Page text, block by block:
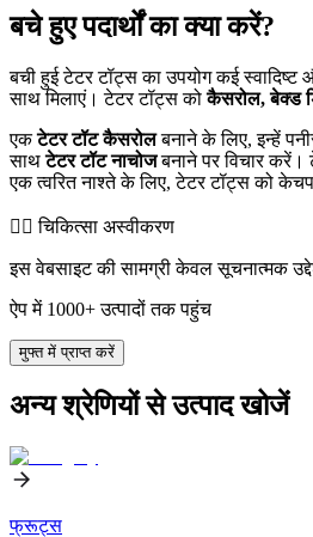
बचे हुए पदार्थों का क्या करें?
बची हुई टेटर टॉट्स का उपयोग कई
साथ मिलाएं। टेटर टॉट्स कोकैसरोल, बेक्ड
एकटेटर टॉट कैसरोलबनाने के लिए, इन्हें
साथटेटर टॉट नाचोजबनाने पर विचार
एक त्वरित नाश्ते के लिए, टेटर टॉट्स को
👨‍⚕️️ चिकित्सा अस्वीकरण
इस वेबसाइट की सामग्री केवल सूचनात्मक
ऐप में 1000+ उत्पादों तक पहुंच
मुफ्त में प्राप्त करें
अन्य श्रेणियों से उत्पाद खोजें
फ्रूट्स